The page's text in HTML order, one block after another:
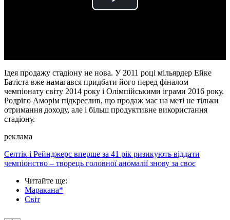
Play
Ідея продажу стадіону не нова. У 2011 році мільярдер Ейке
Батіста вже намагався придбати його перед фіналом
чемпіонату світу 2014 року і Олімпійськими іграми 2016 року.
Родріго Аморім підкреслив, що продаж має на меті не тільки
отримання доходу, але і більш продуктивне використання
стадіону.
реклама
Селтік і Рейнджерс вперше за 41 рік ризикують віддати
чемпіонство – творець головної аномалії знову за своє
Читайте ще:
Маракана*
Світ